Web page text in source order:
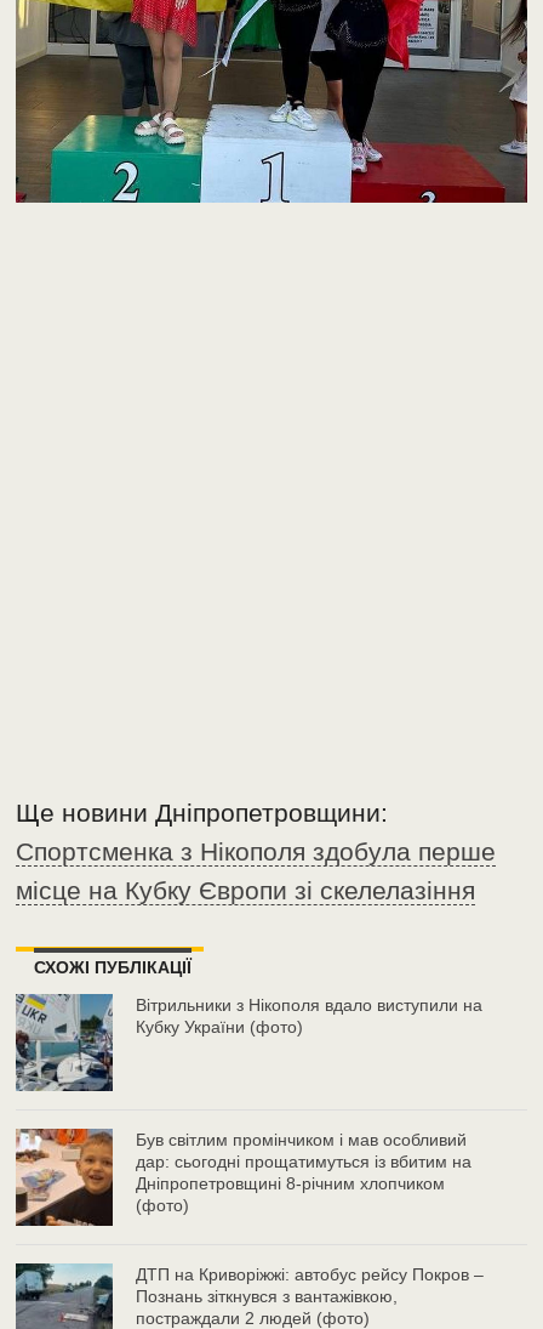
Ще новини Дніпропетровщини:
Спортсменка з Нікополя здобула перше
місце на Кубку Європи зі скелелазіння
СХОЖІ ПУБЛІКАЦІЇ
Вітрильники з Нікополя вдало виступили на
Кубку України (фото)
Був світлим промінчиком і мав особливий
дар: сьогодні прощатимуться із вбитим на
Дніпропетровщині 8-річним хлопчиком
(фото)
ДТП на Криворіжжі: автобус рейсу Покров –
Познань зіткнувся з вантажівкою,
постраждали 2 людей (фото)